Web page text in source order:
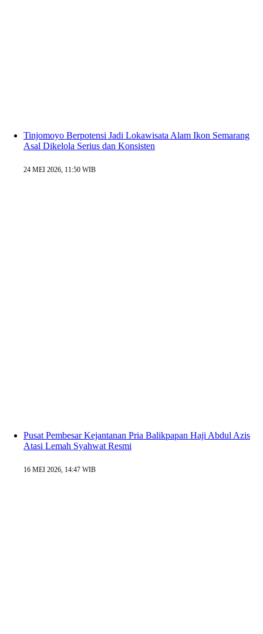
Tinjomoyo Berpotensi Jadi Lokawisata Alam Ikon Semarang
Asal Dikelola Serius dan Konsisten
24 MEI 2026, 11:50 WIB
Pusat Pembesar Kejantanan Pria Balikpapan Haji Abdul Azis
Atasi Lemah Syahwat Resmi
16 MEI 2026, 14:47 WIB